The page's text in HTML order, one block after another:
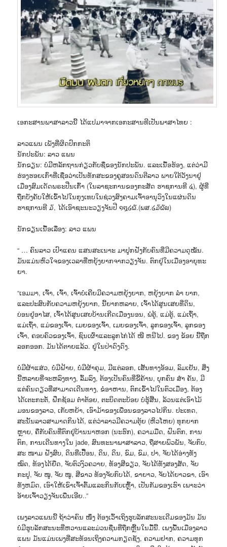
ເອກະສານພາສາລາວນີ້ ໄດ້ແປມາຈາກເອກະສານທີເປັນພາສາໄທຍ :
ລາວແພນ ເພັງທີ່ຜິດປົກກະຕິ
ນັກປະພັນ: ລາວ ແພນ
ນັກຂຽນ: ບໍ່ມີຫລັກຖານກ່ຽວກັບຊື່ຂອງນັກປະພັນ. ແລະເນື້ອຮ້ອງ, ແຕ່ວ່າມີ
ຮ່ອງຮອຍເກົ່າທີ່ເຊື່ອວ່າເປັນທັກສະຂອງຄູສອນດົນຕີລາວ ພາຍໃຕ້ວັງນາຢູ່
ເມືອງສົມເດັດພຣະປີ່ນເກົ້າ (ໃນລາຊະການຂອງກະສັດ ຮາຊການທີ ໔), ຜູ້ທີ່
ຖືກບັງຄັບໃຫ້ເຂົ້າໄປໃນກຸງເທບໃນຊ່ວງສົງຄາມເຈົ້າອານຸວົງໃນແຜ່ນດິນ
ຮາຊການທີ ໓, ໄດ້ເອົາຊະນະວຽງຈັນປີ ໑໘໒໖.(ພສ.໒໓໖໙)
ນັກຂຽນເນື້ອເລື່ອງ: ລາວ ແພນ
“ … ຄົນລາວ ເປົາແຄນ ແສນສະເນາະ ມາປູກຝັງກັບຄົນທີ່ມີຄວາມດຸໝັ່ນ.
ມັນແມ່ນຫົວໃຈຂອງເວລາທີ່ຫຍຸ້ງຍາກຈາກວຽງຈັນ. ຕົກຢູ່ໃນເມືອງອາຍຸທະ
ຍາ.
“ເອມມາ, ເຈົ້າ, ເຈົ້າ, ເຈົ້າບໍ່ເຄີຍມີຄວາມຫຍຸ້ງຍາກ, ຫຍຸ້ງຍາກ ລຳ ບາກ,
ແລະປະສົບກັບຄວາມຫຍຸ້ງຍາກ, ນີ້ຍາກຫລາຍ, ເຈົ້າໄດ້ສູນເສຍທີ່ດິນ,
ບ່ອນຢູ່ອາໄສ, ເຈົ້າໄດ້ສູນເສຍບ້ານເກີດເມືອງນອນ, ພໍ່ຕູ້, ແມ່ຕູ້, ແມ່ເຖົ້າ,
ແມ່ເຖົ້າ, ແມ່ຂອງເຈົ້າ, ເມຍຂອງເຈົ້າ, ເມຍຂອງເຈົ້າ, ລູກຂອງເຈົ້າ, ລູກຂອງ
ເຈົ້າ, ຄອບຄົວຂອງເຈົ້າ, ຊົນເຜົ່າແລະລູກໄກ່ໄດ້ ໜີ ຫນີໄປ. ຂອງ ຂ້ອຍ ນີ້ຖືກ
ລອກອອກ. ມັນໄດ້ຕາຍແລ້ວ. ຢູ່ໃນປ່າດົງດົງ.
ບໍ່ມີຜ້າແສ່ວ, ບໍ່ມີຝ້າຍ, ບໍ່ມີຜ້າຄຸມ, ມີແຕ່ລອກ, ເສັ້ນທາງອ້ອມ, ລົມເຢັນ, ສິ່ງ
ນີ້ຫລາຍທີ່ຈະຫລົງທາງ, ລົ້ມລົງ, ຕ້ອງເປັນຄົນທີ່ຂີ້ຄ້ານ, ບຸກຄົນ ສຳ ຄັນ, ມີ
ແຕ່ຄົນດຽວທີ່ສາມາດເດີນທາງ, ຂໍອາຫານ, ຕົກເຂົ້າໄປໃນຕົວເມືອງ, ຕ້ອງ
ໄດ້ເຕະກະຕໍ້, ຝຶກຊ້ອມ ຕໍ່າຕ້ອຍ, ຕະບິດຕະບ້ອຍ ບໍ່ຮູ້ສີ້ນ, ລ້ວນແຕ່ເອົາໄມ້
ມອນຂອງລາວ, ເກັບຫຍ້າ, ເອົາມ້າຂອງເພື່ອນຂອງລາວໄປກິນ. ປະເທດ,
ສະນັ້ນລາວສາມາດກິນໄດ້, ແຕ່ວ່າລາວມີຄວາມຕຸ້ຍ (ຫິວໂຫຍ) ທຸກຍາກ
ຫຼາຍ, ຄືກັບຄົນທີ່ຕົກຢູ່ບ້ານນາຫອກ (ນະຮົກ), ຄວາມມືດ, ຝົນຕົກ, ການ
ຕົກ, ການເດີນທາງໃນ jade, ສົນທະນາພາສາລາວ, ຖືສາຍພົວພັນ, ຈັບກົບ,
ສະ ໜາມ ຝັງສົບ, ດິນທີ່ເປື້ອນ, ດິນ, ດິນ, ຂົມ, ຂົມ, ປາ, ຈັບໄດ້ອ່າງທັງ
ໝົດ, ທ້ອງໄດ້ຍືດ, ຈັບຕົວງົວຄວາຍ, ທ້ອງສີຂຽວ, ຈັບໄດ້ທັງສອງສັດ, ຈັບ
ກະປູ, ຈັບ ໜູ, ຈັບ ໜູ, ສີຂາວ ທ້ອງຈັບກົບໄດ້, ຂາຍາວ, ຈັບໄດ້ຍາວຂາ, ເອົາ
ທັງຫມົດ, ເອົາໃຫ້ເຂົາເຈົ້າຕົ້ມແລະກິນກັບເຫຼົ້າ, ເປັນກັມຂອງເຮົາ ເພາະວ່າ
ອ້າຍເຈົ້າວຽງຈັນເພື່ນເອີຍ..”
ເພງລາວແພນນີ້ ຖ້າວ່າຄົນ ໜຶ່ງ ຕ້ອງເວົ້າເຖິງຮູບລັກສະນະເດີມຂອງມັນ ມັນ
ບໍ່ມີຮູບລັກສະນະທີ່ຫວານແລະມ່ວນຊື່ນທີ່ຖືກຫຼີ້ນໃນມື້ນີ້. ເພງພື້ນເມືອງລາວ
ແພນ ມັນແມ່ນເພງທີ່ສະທ້ອນເຖິງຄວາມກຽດຊັງ, ຄວາມຢາກ, ຄວາມທຸກ